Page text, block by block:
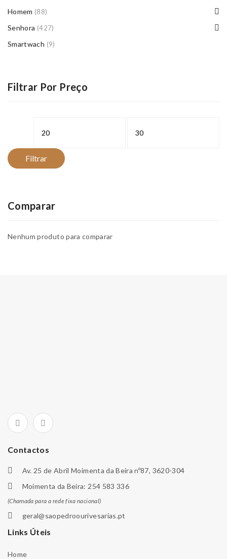
Homem (88)
Senhora (427)
Smartwach (9)
Filtrar Por Preço
Filtrar
Comparar
Nenhum produto para comparar
Contactos
Av. 25 de Abril Moimenta da Beira nº87, 3620-304
Moimenta da Beira: 254 583 336
(Chamada para a rede fixa nacional)
geral@saopedroourivesarias.pt
Links Úteis
Home